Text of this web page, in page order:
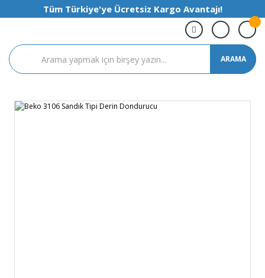
Tüm Türkiye'ye Ücretsiz Kargo Avantajı!
ARAMA